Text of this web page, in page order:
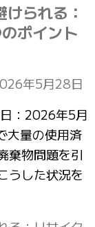
られる：
ポイント
年5月28日
：2026年5月
量の使用済
棄物問題を引
うした状況を